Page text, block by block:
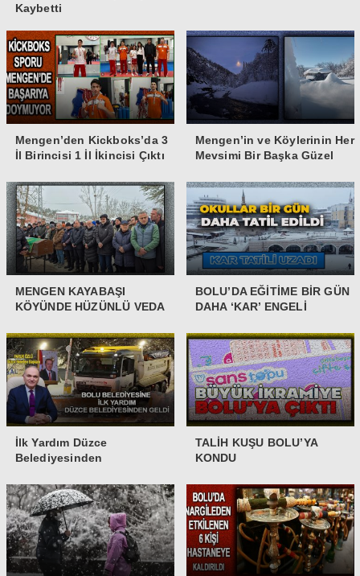
Kaybetti
Mengen’den Kickboks’da 3
İl Birincisi 1 İl İkincisi Çıktı
Mengen’in ve Köylerinin Her
Mevsimi Bir Başka Güzel
MENGEN KAYABAŞI
KÖYÜNDE HÜZÜNLÜ VEDA
BOLU’DA EĞİTİME BİR GÜN
DAHA ‘KAR’ ENGELİ
İlk Yardım Düzce
Belediyesinden
TALİH KUŞU BOLU’YA
KONDU